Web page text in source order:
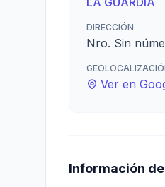
DIRECCIÓN
Nro. Sin
Ver en
Información